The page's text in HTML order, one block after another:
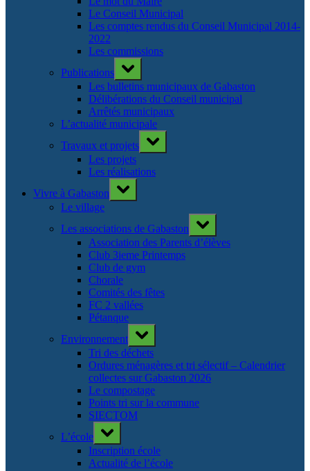
Le Conseil Municipal
Les comptes rendus du Conseil Municipal 2014-
2022
Les commissions
Publications
Toggle
sub-
menu
Les bulletins municipaux de Gabaston
Délibérations du Conseil municipal
Arrêtés municipaux
L’actualité municipale
Travaux et projets
Toggle
sub-
Les projets
Les réalisations
Vivre à Gabaston
Toggle
sub-
Le village
Les associations de Gabaston
Toggle
sub-
menu
Association des Parents d’élèves
Club 3ieme Printemps
Club de gym
Chorale
Comités des fêtes
FC 2 vallées
Pétanque
Environnement
Toggle
sub-
menu
Tri des déchets
Ordures ménagères et tri sélectif – Calendrier
collectes sur Gabaston 2026
Le compostage
Points tri sur la commune
SIECTOM
L’école
Toggle
sub-
menu
Inscription école
Actualité de l’école